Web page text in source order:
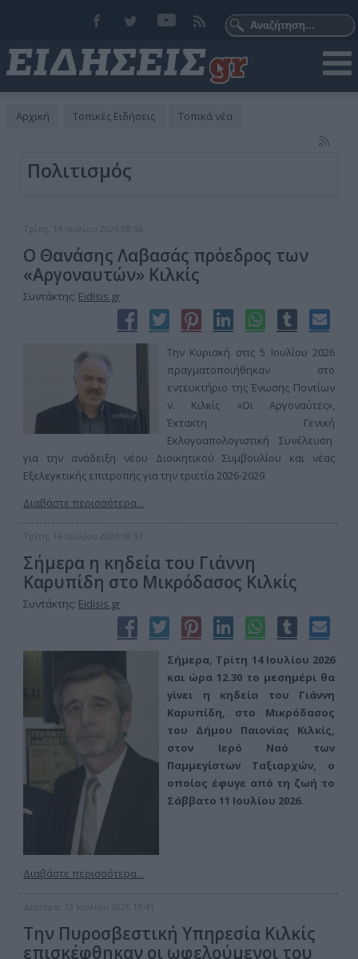
Αρχική Τοπικές Ειδήσεις Τοπικά νέα
Πολιτισμός
Τρίτη, 14 Ιουλίου 2026 08:56
Ο Θανάσης Λαβασάς πρόεδρος των
«Αργοναυτών» Κιλκίς
Συντάκτης: Eidisis.gr
Την Κυριακή στις 5 Ιουλίου 2026
πραγματοποιήθηκαν στο
εντευκτήριο της Ένωσης Ποντίων
ν. Κιλκίς «Οι Αργοναύτες»,
Έκτακτη Γενική
Εκλογοαπολογιστική Συνέλευση
για την ανάδειξη νέου Διοικητικού Συμβουλίου και νέας
Εξελεγκτικής επιτροπής για την τριετία 2026-2029.
Διαβάστε περισσότερα...
Τρίτη, 14 Ιουλίου 2026 08:31
Σήμερα η κηδεία του Γιάννη
Καρυπίδη στο Μικρόδασος Κιλκίς
Συντάκτης: Eidisis.gr
Σήμερα, Τρίτη 14 Ιουλίου 2026
και ώρα 12.30 το μεσημέρι θα
γίνει η κηδεία του Γιάννη
Καρυπίδη, στο Μικρόδασος
του Δήμου Παιονίας Κιλκίς,
στον Ιερό Ναό των
Παμμεγίστων Ταξιαρχών, ο
οποίος έφυγε από τη ζωή το
Σάββατο 11 Ιουλίου 2026.
Διαβάστε περισσότερα...
Δευτέρα, 13 Ιουλίου 2026 13:41
Την Πυροσβεστική Υπηρεσία Κιλκίς
επισκέφθηκαν οι ωφελούμενοι του